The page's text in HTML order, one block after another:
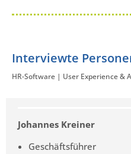
Interviewte
HR-Software | User Experience &
Johannes Kreiner
Geschäftsführer